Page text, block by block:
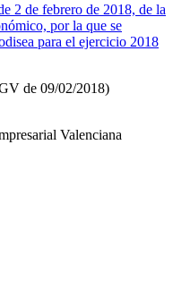
2 de febrero de 2018, de la
por la que se
para el ejercicio 2018
de 09/02/2018)
Valenciana